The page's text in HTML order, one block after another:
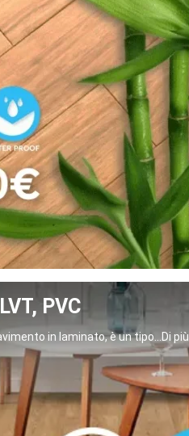
PVC
in laminato, è un tipo...Di più